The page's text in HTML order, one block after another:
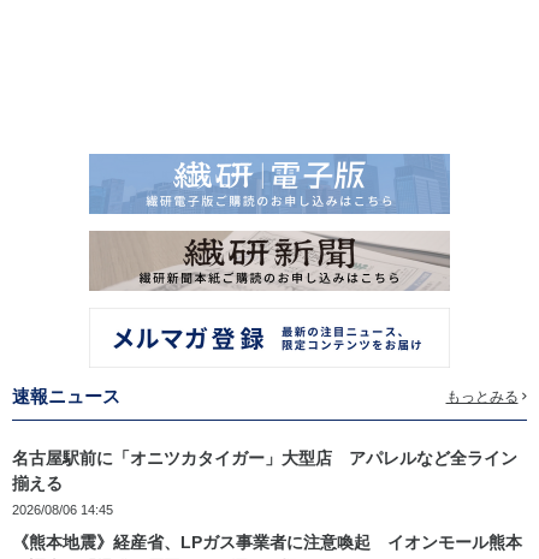
速報ニュース もっとみる
名古屋駅前に「オニツカタイガー」大型店 アパレルなど全ライン
揃える
2026/08/06 14:45
《熊本地震》経産省、LPガス事業者に注意喚起 イオンモール熊本